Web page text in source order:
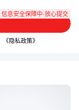
信息安全保障中·放心提交
《隐私政策》